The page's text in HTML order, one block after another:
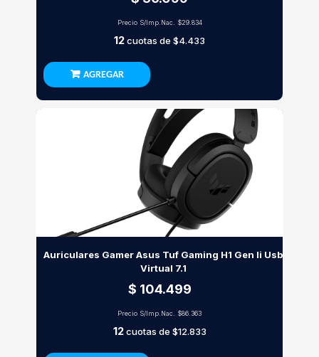
Precio S/Imp.Nac. $29.834
12cuotas de $4.433
AGREGAR
Auriculares Gamer Asus Tuf Gaming H1 Gen Ii Usb
Virtual 7.1
$ 104.499
Precio S/Imp.Nac. $86.363
12cuotas de $12.833